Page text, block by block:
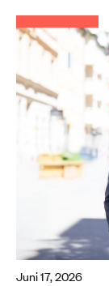
juni 17, 2026